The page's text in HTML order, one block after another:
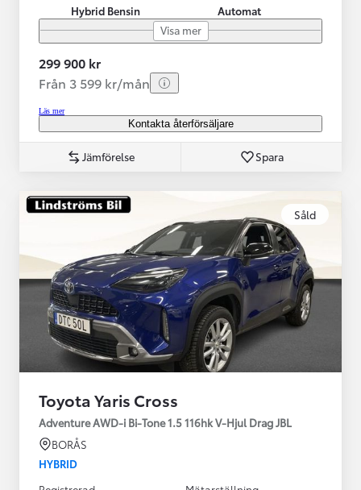
Hybrid Bensin
Automat
Visa mer
299 900 kr
Från 3 599 kr/mån
Läs mer
Kontakta återförsäljare
Jämförelse Spara
Såld
Toyota Yaris Cross
Adventure AWD-i Bi-Tone 1.5 116hk V-Hjul Drag JBL
BORÅS
HYBRID